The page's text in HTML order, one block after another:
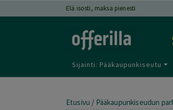
Elä isosti, maksa pienesti
Sijainti: Pääkaupunkiseutu
Etusivu / Pääkaupunkiseudun